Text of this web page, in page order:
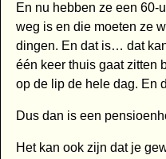
En nu hebben ze een 60-
weg is en die moeten ze
dingen. En dat is… dat
één keer thuis gaat zitten
op de lip de hele dag. En
Dus dan is een
Het kan ook zijn dat je